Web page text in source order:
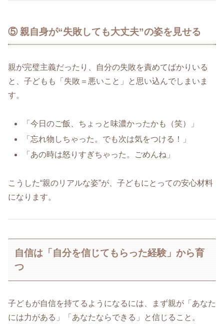
⑤ 親自身が“失敗しても大丈夫”の姿を見せる
親が完璧主義だったり、自分の失敗を責めてばかりいる
と、子どもも「失敗＝悪いこと」と思い込んでしまいま
す。
「今日のご飯、ちょっと味濃かったかも（笑）」
「忘れ物しちゃった。でも次は気をつける！」
「あの時は怒りすぎちゃった。ごめんね」
こうした“親のリアルな姿”が、子どもにとっての安心材料
になります。
自信は「自分を信じてもらった経験」から育
つ
子どもが自信を持てるようになるには、まず親が「あなた
には力がある」「あなたならできる」と信じること。